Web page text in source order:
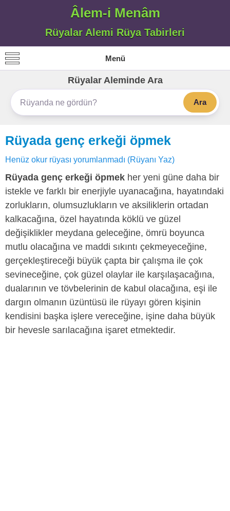
Âlem-i Menâm
Rüyalar Alemi Rüya Tabirleri
Menü
Rüyalar Aleminde Ara
Ara
Rüyada genç erkeği öpmek
Henüz okur rüyası yorumlanmadı (Rüyanı Yaz)
Rüyada genç erkeği öpmek her yeni güne daha bir
istekle ve farklı bir enerjiyle uyanacağına, hayatındaki
zorlukların, olumsuzlukların ve aksiliklerin ortadan
kalkacağına, özel hayatında köklü ve güzel
değişiklikler meydana geleceğine, ömrü boyunca
mutlu olacağına ve maddi sıkıntı çekmeyeceğine,
gerçekleştireceği büyük çapta bir çalışma ile çok
sevineceğine, çok güzel olaylar ile karşılaşacağına,
dualarının ve tövbelerinin de kabul olacağına, eşi ile
dargın olmanın üzüntüsü ile rüyayı gören kişinin
kendisini başka işlere vereceğine, işine daha büyük
bir hevesle sarılacağına işaret etmektedir.